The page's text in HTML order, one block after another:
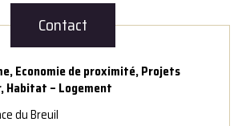
Contact
Economie de proximité, Projets
Habitat – Logement
du Breuil